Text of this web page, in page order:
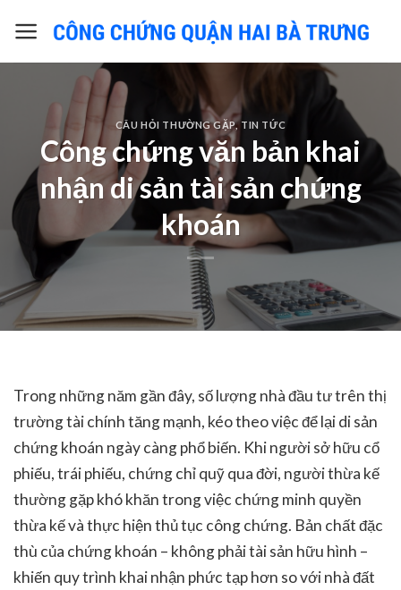
CÂU HỎI THƯỜNG GẶP, TIN TỨC
Công chứng văn bản khai
nhận di sản tài sản chứng
khoán
Trong những năm gần đây, số lượng nhà đầu tư trên thị
trường tài chính tăng mạnh, kéo theo việc để lại di sản
chứng khoán ngày càng phổ biến. Khi người sở hữu cổ
phiếu, trái phiếu, chứng chỉ quỹ qua đời, người thừa kế
thường gặp khó khăn trong việc chứng minh quyền
thừa kế và thực hiện thủ tục công chứng. Bản chất đặc
thù của chứng khoán – không phải tài sản hữu hình –
khiến quy trình khai nhận phức tạp hơn so với nhà đất